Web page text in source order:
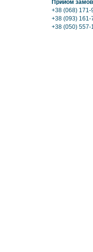
Прийом
+38 (068) 171-
+38 (093)
+38 (050)